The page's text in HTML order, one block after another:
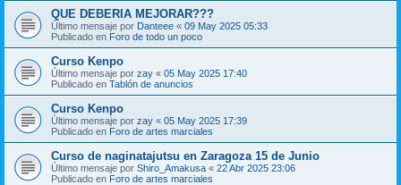
QUE DEBERIA MEJORAR???
Último mensaje por Danteee « 09 May 2025 05:33
Publicado en Foro de todo un poco
Curso Kenpo
Último mensaje por zay « 05 May 2025 17:40
Publicado en Tablón de anuncios
Curso Kenpo
Último mensaje por zay « 05 May 2025 17:39
Publicado en Foro de artes marciales
Curso de naginatajutsu en Zaragoza 15 de Junio
Último mensaje por Shiro_Amakusa « 22 Abr 2025 23:06
Publicado en Foro de artes marciales